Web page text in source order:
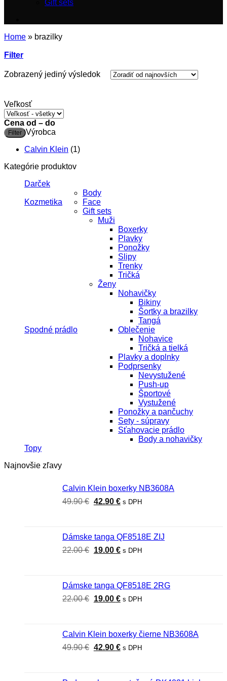
Gift sets
Home » brazilky
Filter
Zobrazený jediný výsledok
Veľkosť
Cena od – do
Filter Výrobca
Calvin Klein (1)
Kategórie produktov
Darček
Kozmetika
Body
Face
Gift sets
Spodné prádlo
Muži
Boxerky
Plavky
Ponožky
Slipy
Trenky
Tričká
Ženy
Nohavičky
Bikiny
Šortky a brazilky
Tangá
Oblečenie
Nohavice
Tričká a tielká
Plavky a doplnky
Podprsenky
Nevystužené
Push-up
Športové
Vystužené
Ponožky a pančuchy
Sety - súpravy
Sťahovacie prádlo
Body a nohavičky
Topy
Najnovšie zľavy
Calvin Klein boxerky NB3608A
49.90€ Pôvodná
49.90 €.
42.90 €Aktuálna
42.90 €.
s DPH
Dámske tanga QF8518E ZIJ
22.00€ Pôvodná
22.00 €.
19.00 €Aktuálna
19.00 €.
s DPH
Dámske tanga QF8518E 2RG
22.00€ Pôvodná
22.00 €.
19.00 €Aktuálna
19.00 €.
s DPH
Calvin Klein boxerky čierne NB3608A
49.90€ Pôvodná
49.90 €.
42.90 €Aktuálna
42.90 €.
s DPH